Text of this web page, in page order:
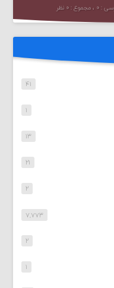
۴۱
۱
۱۳
۲۱
۲
۷,۷۷۳
۲
۱